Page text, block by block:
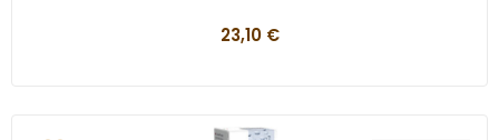
23,10 €